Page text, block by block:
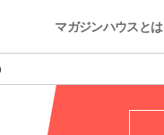
マガジンハウスとは